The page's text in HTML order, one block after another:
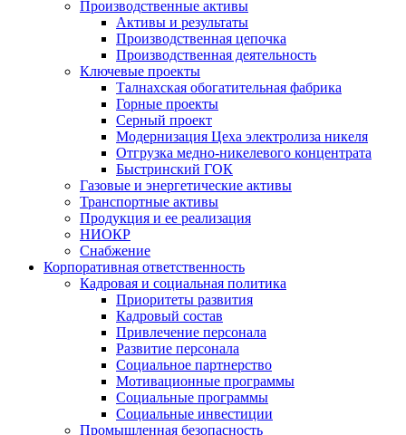
Производственные активы
Активы и результаты
Производственная цепочка
Производственная деятельность
Ключевые проекты
Талнахская обогатительная фабрика
Горные проекты
Серный проект
Модернизация Цеха электролиза никеля
Отгрузка медно-никелевого концентрата
Быстринский ГОК
Газовые и энергетические активы
Транспортные активы
Продукция и ее реализация
НИОКР
Снабжение
Корпоративная ответственность
Кадровая и социальная политика
Приоритеты развития
Кадровый состав
Привлечение персонала
Развитие персонала
Социальное партнерство
Мотивационные программы
Социальные программы
Социальные инвестиции
Промышленная безопасность